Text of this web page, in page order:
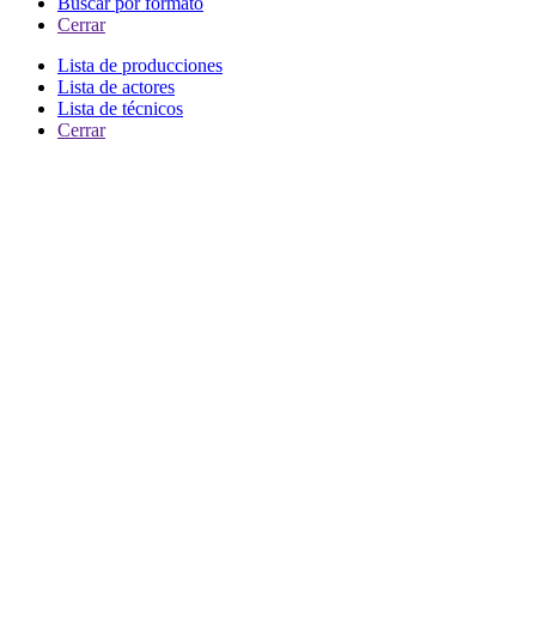
Cerrar
Lista de producciones
Lista de actores
Lista de técnicos
Cerrar